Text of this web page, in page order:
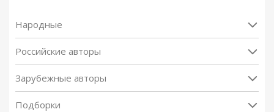
Народные
Российские авторы
Зарубежные авторы
Подборки